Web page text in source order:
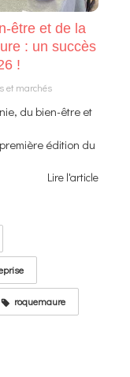
être et de la
: un succès
!
et marchés
du bien-être et
édition du
Lire l'article
roquemaure